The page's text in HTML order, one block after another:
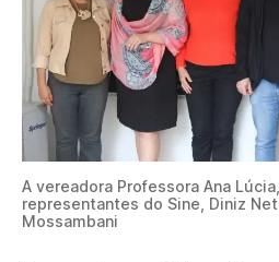
A vereadora Professora Ana
representantes do Sine, Diniz
Mossambani